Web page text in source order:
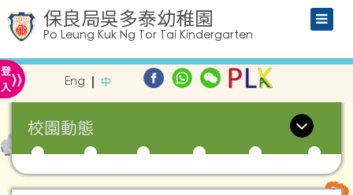
保良局吳多泰幼稚園
Po Leung Kuk Ng Tor Tai Kindergarten
登
入» Eng 中
校園動態